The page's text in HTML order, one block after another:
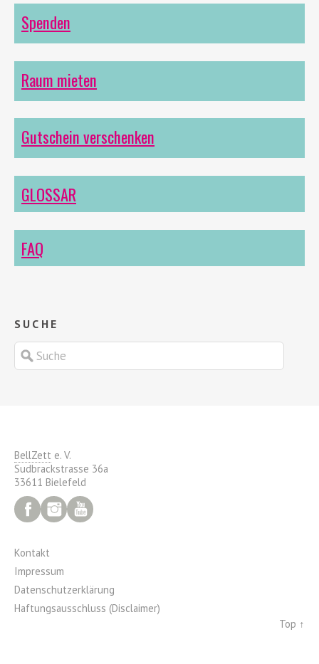
Spenden
Raum mieten
Gutschein verschenken
GLOSSAR
FAQ
SUCHE
BellZett e. V.
Sudbrackstrasse 36a
33611 Bielefeld
FacebookInstagram
Kontakt
Impressum
Datenschutzerklärung
Haftungsausschluss (Disclaimer)
Top ↑